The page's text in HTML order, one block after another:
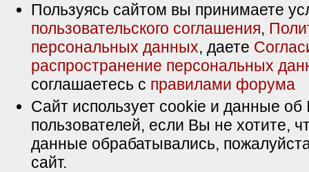
Пользуясь сайтом вы принимаете
пользовательского соглашения,
персональных данных, даете
распространение персональных
соглашаетесь с правилами форума
Сайт использует cookie и данные об
пользователей, если Вы не хотите,
данные обрабатывались,
сайт.